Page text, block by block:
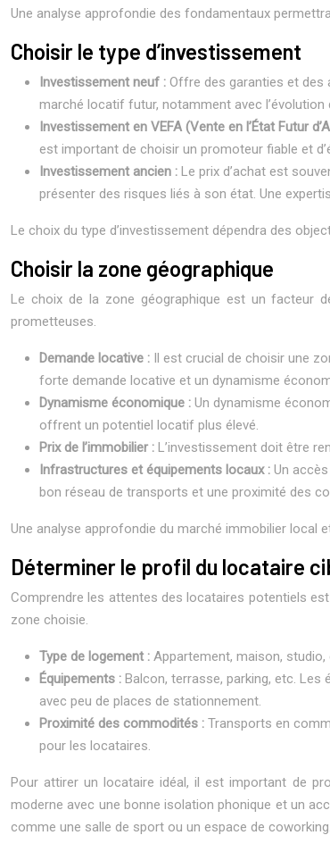
Une analyse approfondie des fondamentaux
Choisir le type d’investissement
Investissement neuf : Offre des garanties et des
marché locatif futur, notamment avec
Investissement en VEFA (Vente en l’État Futur
est important de choisir un promoteur fiable et
Investissement ancien : Le prix d’achat est
présenter des risques liés à son état. Une
Le choix du type d’investissement dépendra des
Choisir la zone géographique
Le choix de la zone géographique est un facteur
prometteuses.
Demande locative : Il est crucial de choisir une
forte demande locative et un dynamisme
Dynamisme économique : Un dynamisme
offrent un potentiel locatif plus élevé.
Prix de l’immobilier : L’investissement doit être
Infrastructures et équipements locaux : Un
bon réseau de transports et une proximité des
Une analyse approfondie du marché immobilier local
Déterminer le profil du locataire
Comprendre les attentes des locataires potentiels
zone choisie.
Type de logement : Appartement, maison,
Équipements : Balcon, terrasse, parking, etc.
avec peu de places de stationnement.
Proximité des commodités : Transports en
pour les locataires.
Pour attirer un locataire idéal, il est important de
moderne avec une bonne isolation phonique et un
comme une salle de sport ou un espace de coworking.